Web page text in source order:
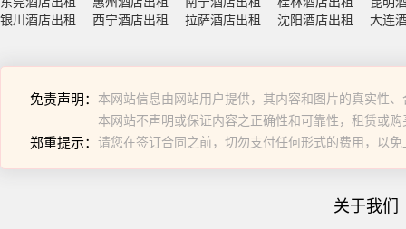
银川酒店出租
西宁酒店出租 拉萨酒店出租 沈阳酒店出租 大连
免责声明： 本网站信息由网站用户提供，其内容和图片的真实性
本网站不声明或保证内容之正确性和可靠性，租赁或
郑重提示： 请您在签订合同之前，切勿支付任何形式的费用，以免
关于我们